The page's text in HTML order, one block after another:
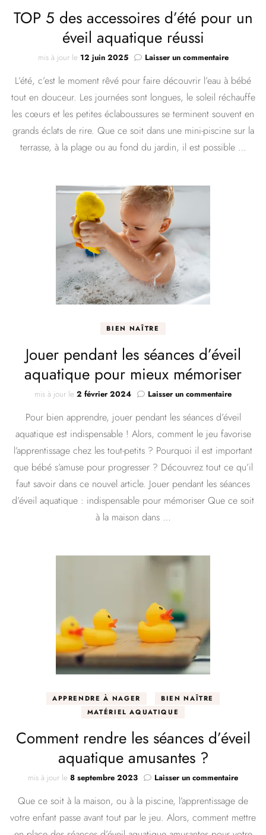
TOP 5 des accessoires d’été pour un
éveil aquatique réussi
mis à jour le 12 juin 2025 Laisser un commentairesur
5
des
d’été
pour
un
éveil
L’été, c’est le moment rêvé pour faire découvrir l’eau à bébé
tout en douceur. Les journées sont longues, le soleil réchauffe
les cœurs et les petites éclaboussures se terminent souvent en
grands éclats de rire. Que ce soit dans une mini-piscine sur la
terrasse, à la plage ou au fond du jardin, il est possible …
BIEN NAÎTRE
Jouer pendant les séances d’éveil
aquatique pour mieux mémoriser
mis à jour le 2 février 2024 Laisser un commentairesur
pendant
séances
d’éveil
aquatique
pour
mieux
Pour bien apprendre, jouer pendant les séances d’éveil
aquatique est indispensable ! Alors, comment le jeu favorise
l’apprentissage chez les tout-petits ? Pourquoi il est important
que bébé s’amuse pour progresser ? Découvrez tout ce qu’il
faut savoir dans ce nouvel article. Jouer pendant les séances
d’éveil aquatique : indispensable pour mémoriser Que ce soit
à la maison dans …
APPRENDRE À NAGER
BIEN NAÎTRE
MATÉRIEL AQUATIQUE
Comment rendre les séances d’éveil
aquatique amusantes ?
mis à jour le 8 septembre 2023 Laisser un commentairesur
rendre
les
séances
Que ce soit à la maison, ou à la piscine, l’apprentissage de
votre enfant passe avant tout par le jeu. Alors, comment mettre